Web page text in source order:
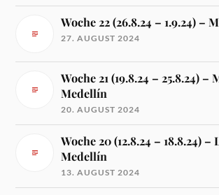
Woche 22 (26.8.24 – 1.9.24) –
27. AUGUST 2024
Woche 21 (19.8.24 – 25.8.24) –
Medellín
20. AUGUST 2024
Woche 20 (12.8.24 – 18.8.24) –
Medellín
13. AUGUST 2024